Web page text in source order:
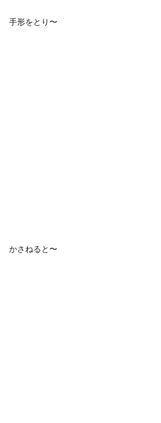
手形をとり〜
かさねると〜